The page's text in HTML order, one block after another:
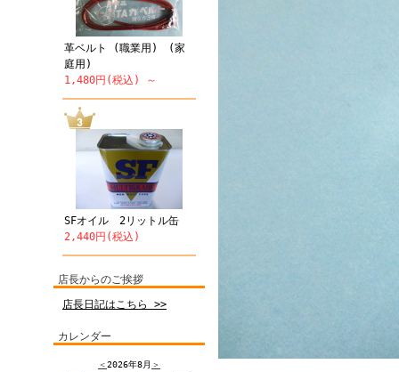
革ベルト (職業用) (家
庭用)
1,480円(税込) ～
SFオイル 2リットル缶
2,440円(税込)
店長からのご挨拶
店長日記はこちら >>
カレンダー
＜2026年8月 ＞